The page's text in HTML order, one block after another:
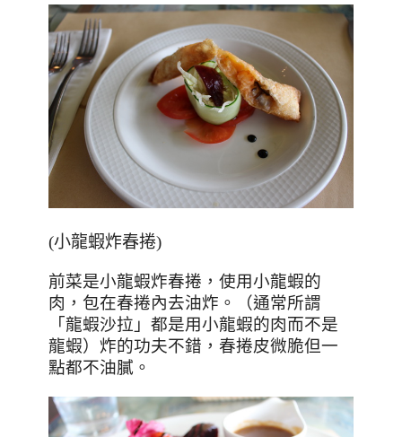
(小龍蝦炸春捲)
前菜是小龍蝦炸春捲，使用小龍蝦的
肉，包在春捲內去油炸。（通常所謂
「龍蝦沙拉」都是用小龍蝦的肉而不是
龍蝦）炸的功夫不錯，春捲皮微脆但一
點都不油膩。